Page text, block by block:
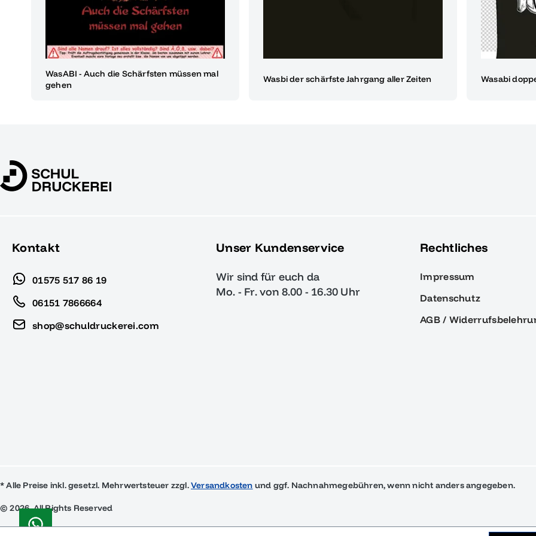
WasABI - Auch die Schärfsten müssen mal
gehen
Wasbi der schärfste Jahrgang aller Zeiten Wasabi
Kontakt
01575 517 86 19
06151 7866664
shop@schuldruckerei.com
Unser Kundenservice
Wir sind für euch da
Mo. - Fr. von 8.00 - 16.30 Uhr
Rechtliches
Impressum
Datenschutz
AGB /
* Alle Preise inkl. gesetzl. Mehrwertsteuer zzgl.Versandkosten und ggf. Nachnahmegebühren, wenn nicht anders angegeben.
© 2026, All Rights Reserved